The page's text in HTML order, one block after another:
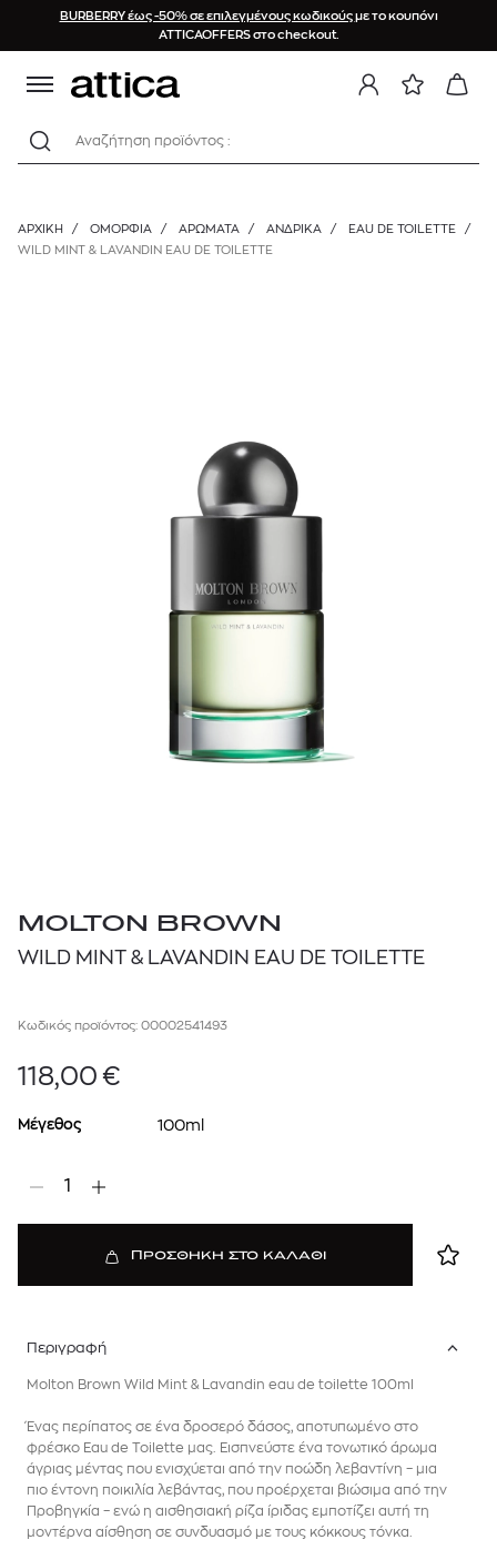
BURBERRY έως -50% σε επιλεγμένους κωδικούςμε το κουπόνι
ATTICAOFFERS στο checkout.
Αναζήτηση προϊόντος :
ΑΡΧΙΚΉ / ΟΜΟΡΦΙΑ / ΑΡΩΜΑΤΑ / ΑΝΔΡΙΚΆ / EAU DE TOILETTE
/
WILD MINT & LAVANDIN EAU DE TOILETTE
MOLTON BROWN
WILD MINT & LAVANDIN EAU DE TOILETTE
Κωδικός προϊόντος: 00002541493
118,00 €
Μέγεθος 100ml
1
ΠΡΟΣΘΗΚΗ ΣΤΟ ΚΑΛΑΘΙ
Περιγραφή
Molton Brown Wild Mint & Lavandin eau de toilette 100ml
Ένας περίπατος σε ένα δροσερό δάσος, αποτυπωμένο στο
φρέσκο Eau de Toilette μας. Εισπνεύστε ένα τονωτικό άρωμα
άγριας μέντας που ενισχύεται από την ποώδη λεβαντίνη – μια
πιο έντονη ποικιλία λεβάντας, που προέρχεται βιώσιμα από την
Προβηγκία – ενώ η αισθησιακή ρίζα ίριδας εμποτίζει αυτή τη
μοντέρνα αίσθηση σε συνδυασμό με τους κόκκους τόνκα.